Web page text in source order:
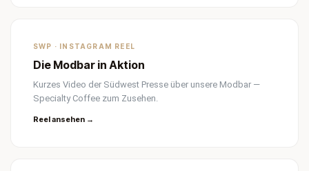
SWP · INSTAGRAM REEL
Die Modbar in Aktion
Kurzes Video der Südwest Presse über unsere Modbar —
Specialty Coffee zum Zusehen.
Reel ansehen →